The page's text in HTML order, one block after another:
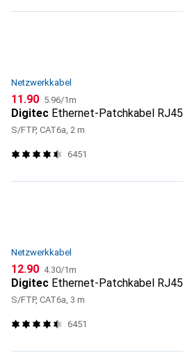
Netzwerkkabel
CHF
11.90 CHF
5.96/1m
Digitec Ethernet-Patchkabel RJ45
S/FTP, CAT6a, 2 m
6451
Netzwerkkabel
CHF
12.90 CHF
4.30/1m
Digitec Ethernet-Patchkabel RJ45
S/FTP, CAT6a, 3 m
6451